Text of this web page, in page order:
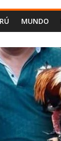
MUNDO